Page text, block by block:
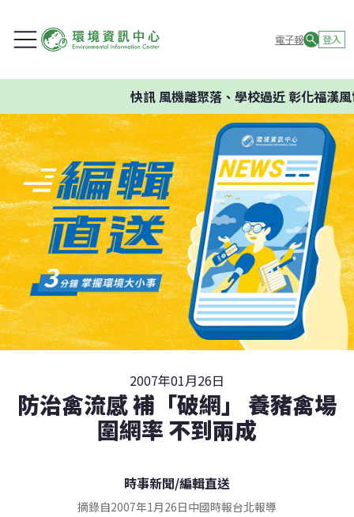
電子報 登入
快訊風機離聚落、學校過近 彰化福漢風
2007年01月26日
防治禽流感 補「破網」 養豬禽場
圍網率 不到兩成
時事新聞/編輯直送
摘錄自2007年1月26日中國時報台北報導